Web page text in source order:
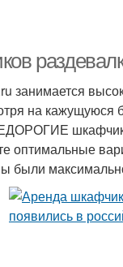
занимается
на кажущуюся
шкафчики и
оптимальные
были